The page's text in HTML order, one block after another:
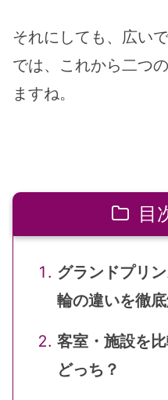
それにしても、広いで
では、これから二つ
ますね。
目
グランドプリ
輪の違いを徹
客室・施設を
どっち？